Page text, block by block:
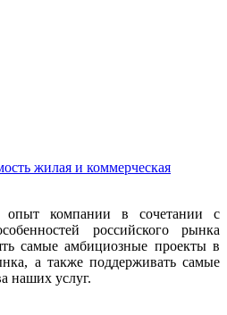
жилая и коммерческая
опыт компании в сочетании с
российского рынка
самые амбициозные проекты в
а также поддерживать самые
наших услуг.